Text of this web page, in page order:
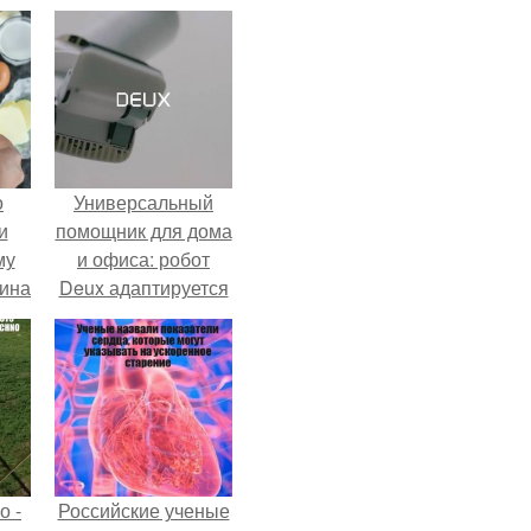
Универсальный
помощник для дома
и офиса: робот
Deux адаптируется
к разным задачам.
-
Российские ученые